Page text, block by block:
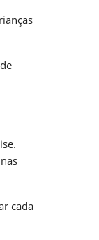
cada